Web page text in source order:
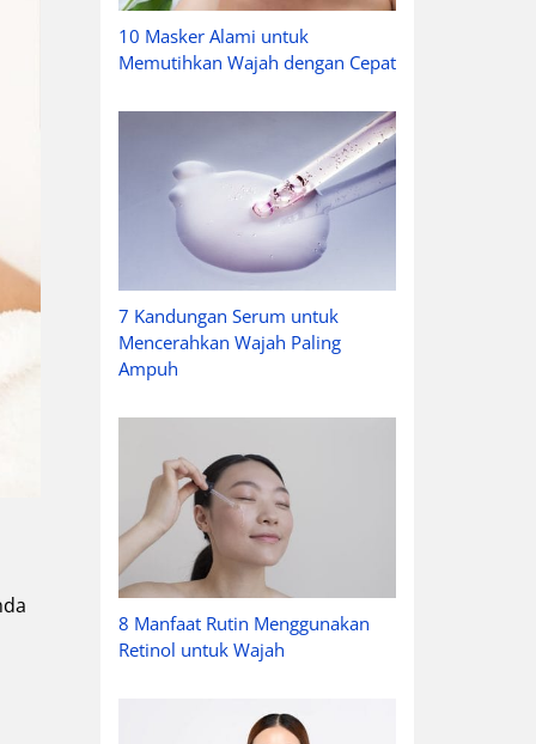
10 Masker Alami untuk
Memutihkan Wajah dengan Cepat
7 Kandungan Serum untuk
Mencerahkan Wajah Paling
Ampuh
8 Manfaat Rutin Menggunakan
Retinol untuk Wajah